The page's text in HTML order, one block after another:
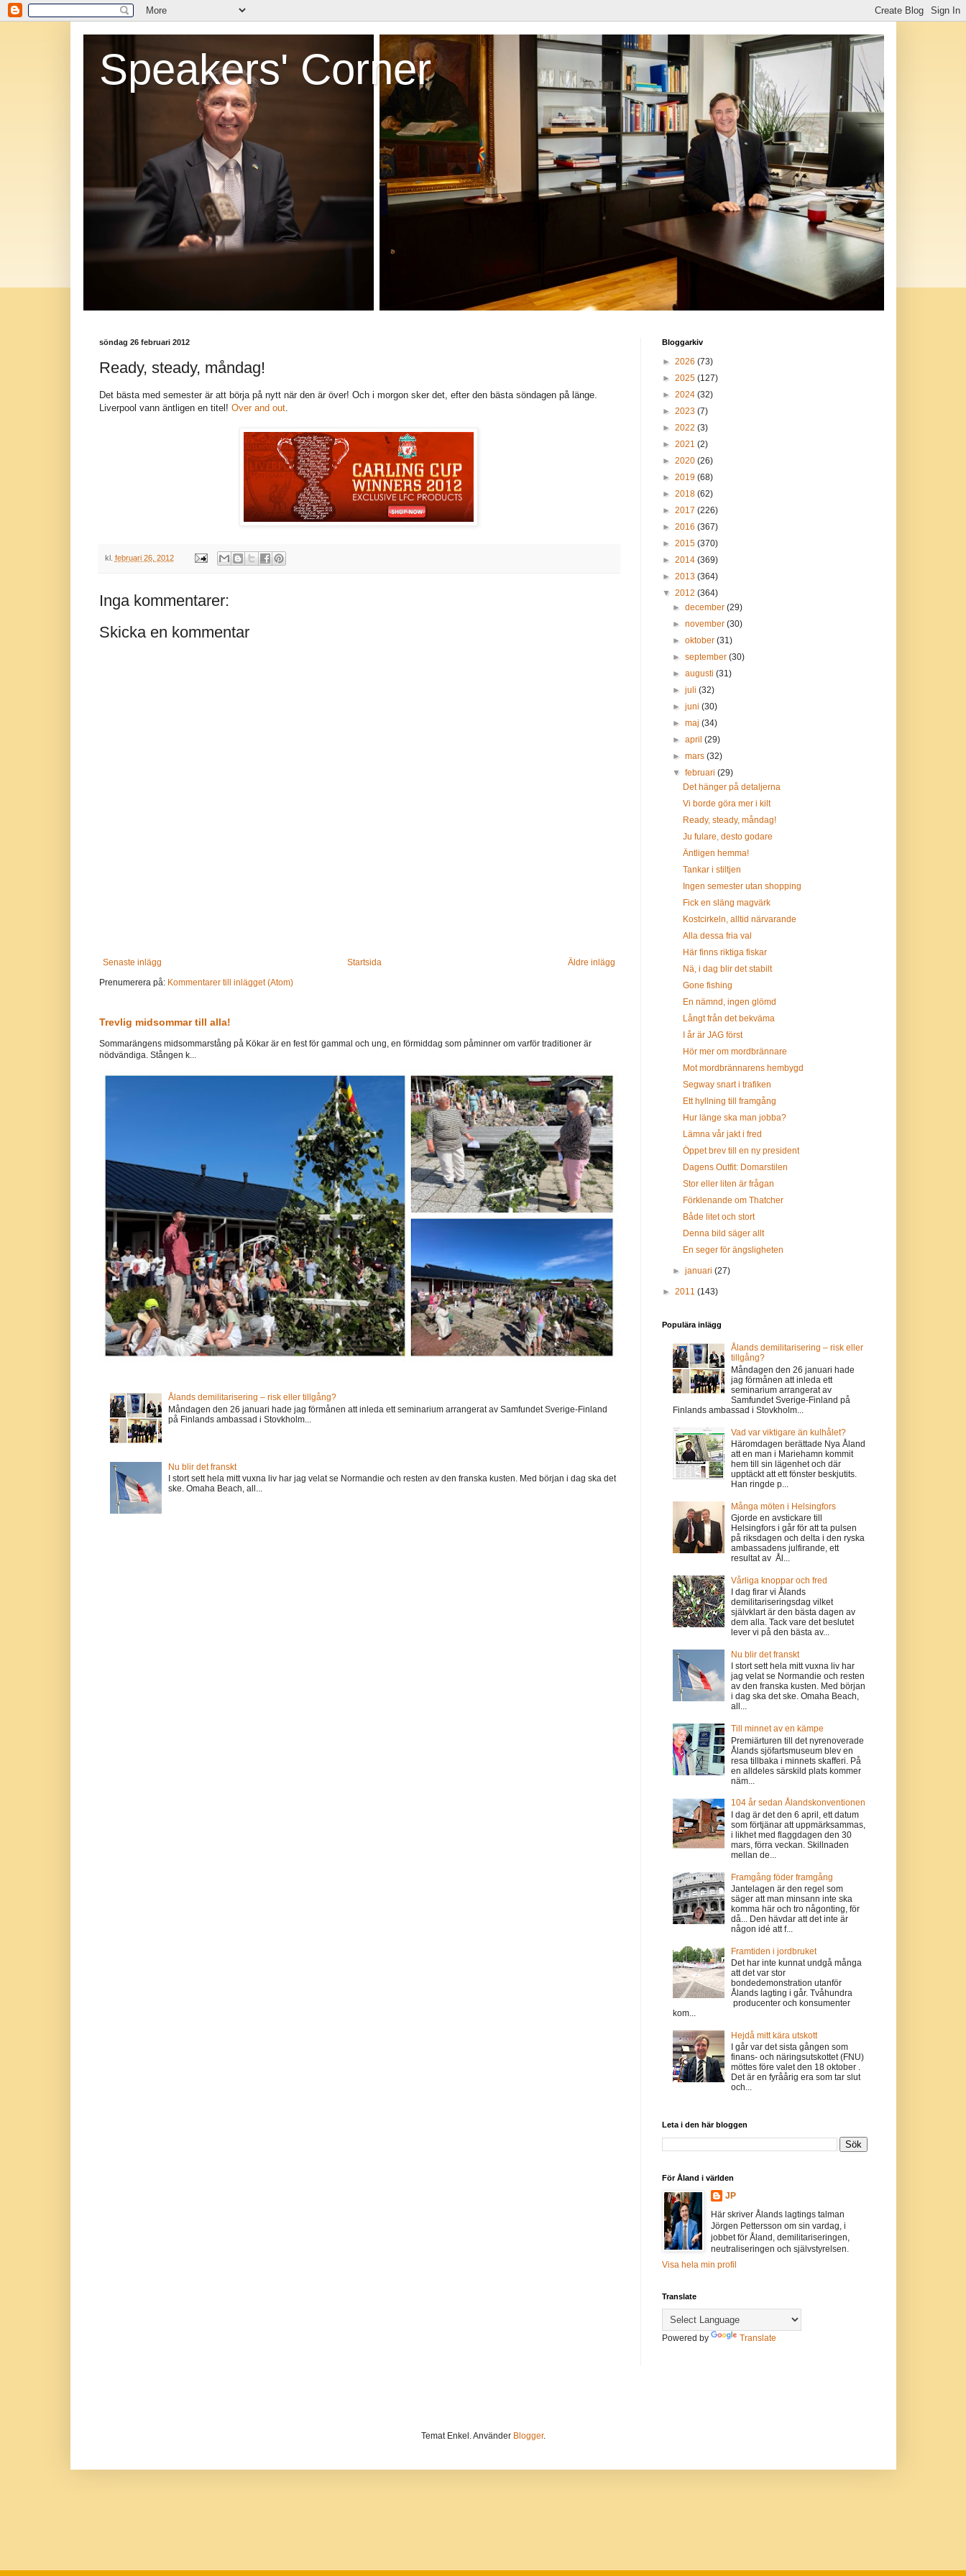
Speakers' Corner
söndag 26 februari 2012
Ready, steady, måndag!
Det bästa med semester är att börja på nytt när den är över! Och i morgon sker det, efter den bästa söndagen på länge.
Liverpool vann äntligen en titel! Over and out.
kl. februari 26, 2012
Inga kommentarer:
Skicka en kommentar
Senaste inlägg Äldre inlägg
Startsida
Prenumerera på: Kommentarer till inlägget (Atom)
Trevlig midsommar till alla!
Sommarängens midsommarstång på Kökar är en fest för gammal och ung, en förmiddag som påminner om varför traditioner är
nödvändiga. Stången k...
Ålands demilitarisering – risk eller tillgång?
Måndagen den 26 januari hade jag förmånen att inleda ett seminarium arrangerat av Samfundet Sverige-Finland
på Finlands ambassad i Stovkholm...
Nu blir det franskt
I stort sett hela mitt vuxna liv har jag velat se Normandie och resten av den franska kusten. Med början i dag ska det
ske. Omaha Beach, all...
Bloggarkiv
► 2026 (73)
► 2025 (127)
► 2024 (32)
► 2023 (7)
► 2022 (3)
► 2021 (2)
► 2020 (26)
► 2019 (68)
► 2018 (62)
► 2017 (226)
► 2016 (367)
► 2015 (370)
► 2014 (369)
► 2013 (364)
▼ 2012 (364)
► december (29)
► november (30)
► oktober (31)
► september (30)
► augusti (31)
► juli (32)
► juni (30)
► maj (34)
► april (29)
► mars (32)
▼ februari (29)
Det hänger på detaljerna
Vi borde göra mer i kilt
Ready, steady, måndag!
Ju fulare, desto godare
Äntligen hemma!
Tankar i stiltjen
Ingen semester utan shopping
Fick en släng magvärk
Kostcirkeln, alltid närvarande
Alla dessa fria val
Här finns riktiga fiskar
Nä, i dag blir det stabilt
Gone fishing
En nämnd, ingen glömd
Långt från det bekväma
I år är JAG först
Hör mer om mordbrännare
Mot mordbrännarens hembygd
Segway snart i trafiken
Ett hyllning till framgång
Hur länge ska man jobba?
Lämna vår jakt i fred
Öppet brev till en ny president
Dagens Outfit: Domarstilen
Stor eller liten är frågan
Förklenande om Thatcher
Både litet och stort
Denna bild säger allt
En seger för ängsligheten
► januari (27)
► 2011 (143)
Populära inlägg
Ålands demilitarisering – risk eller
tillgång?
Måndagen den 26 januari hade
jag förmånen att inleda ett
seminarium arrangerat av
Samfundet Sverige-Finland på
Finlands ambassad i Stovkholm...
Vad var viktigare än kulhålet?
Häromdagen berättade Nya Åland
att en man i Mariehamn kommit
hem till sin lägenhet och där
upptäckt att ett fönster beskjutits.
Han ringde p...
Många möten i Helsingfors
Gjorde en avstickare till
Helsingfors i går för att ta pulsen
på riksdagen och delta i den ryska
ambassadens julfirande, ett
resultat av Ål...
Vårliga knoppar och fred
I dag firar vi Ålands
demilitariseringsdag vilket
självklart är den bästa dagen av
dem alla. Tack vare det beslutet
lever vi på den bästa av...
Nu blir det franskt
I stort sett hela mitt vuxna liv har
jag velat se Normandie och resten
av den franska kusten. Med början
i dag ska det ske. Omaha Beach,
all...
Till minnet av en kämpe
Premiärturen till det nyrenoverade
Ålands sjöfartsmuseum blev en
resa tillbaka i minnets skafferi. På
en alldeles särskild plats kommer
näm...
104 år sedan Ålandskonventionen
I dag är det den 6 april, ett datum
som förtjänar att uppmärksammas,
i likhet med flaggdagen den 30
mars, förra veckan. Skillnaden
mellan de...
Framgång föder framgång
Jantelagen är den regel som
säger att man minsann inte ska
komma här och tro någonting, för
då... Den hävdar att det inte är
någon idé att f...
Framtiden i jordbruket
Det har inte kunnat undgå många
att det var stor
bondedemonstration utanför
Ålands lagting i går. Tvåhundra
producenter och konsumenter
kom...
Hejdå mitt kära utskott
I går var det sista gången som
finans- och näringsutskottet (FNU)
möttes före valet den 18 oktober .
Det är en fyråårig era som tar slut
och...
Leta i den här bloggen
För Åland i världen
JP
Här skriver Ålands lagtings talman
Jörgen Pettersson om sin vardag, i
jobbet för Åland, demilitariseringen,
neutraliseringen och självstyrelsen.
Visa hela min profil
Translate
Powered by Translate
Temat Enkel. Använder Blogger.